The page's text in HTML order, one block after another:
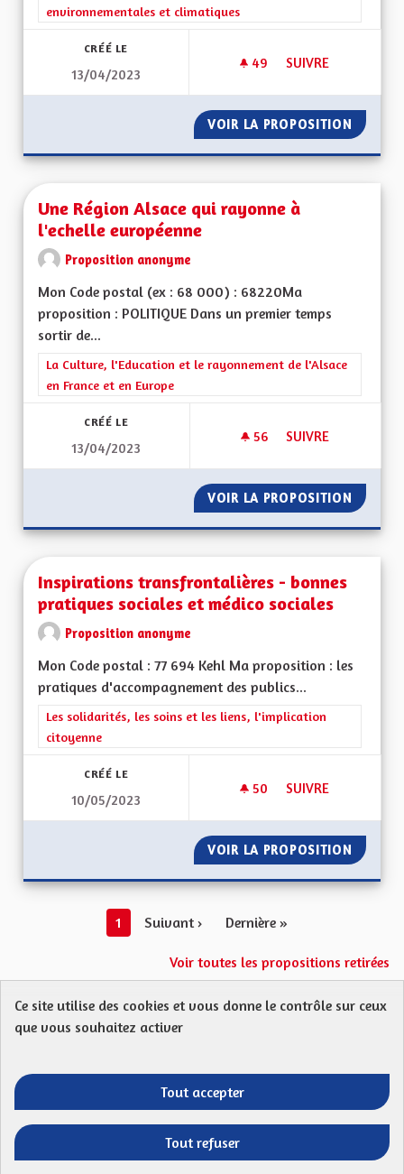
environnementales et climatiques
CRÉÉ LE
13/04/2023
49 49 ABONNÉS
SUIVRE
VOIR LA PROPOSITION ETRE
Une Région Alsace qui rayonne à
l'echelle européenne
Proposition anonyme
Mon Code postal (ex : 68 000) : 68220Ma
proposition : POLITIQUE Dans un premier temps
sortir de...
Filtrer les résultats de la catégorie : La Culture, l'Education et
La Culture, l'Education et le rayonnement de l'Alsace
en France et en Europe
CRÉÉ LE
13/04/2023
56 56 ABONNÉS
SUIVRE
VOIR LA PROPOSITION UNE
Inspirations transfrontalières - bonnes
pratiques sociales et médico sociales
Proposition anonyme
Mon Code postal : 77 694 Kehl Ma proposition : les
pratiques d'accompagnement des publics...
Filtrer les résultats de la catégorie : Les solidarités, les soins
Les solidarités, les soins et les liens, l'implication
citoyenne
CRÉÉ LE
10/05/2023
50 50 ABONNÉS
SUIVRE
VOIR LA PROPOSITION
1 Suivant › Dernière »
Voir toutes les propositions retirées
Protection des Données
Télécharger les fichiers Open Data
Entre vos mains - Collectivité
Entre vos mains - Collectivité
Entre vos mains - Collectivité
Entre vos mains -
Ce site utilise des cookies et vous donne le contrôle sur ceux
que vous souhaitez activer
Tout accepter
Tout refuser